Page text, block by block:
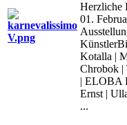
Herzliche
01.
Kotalla |
Chrobok |
| ELOBA
Ernst |
...